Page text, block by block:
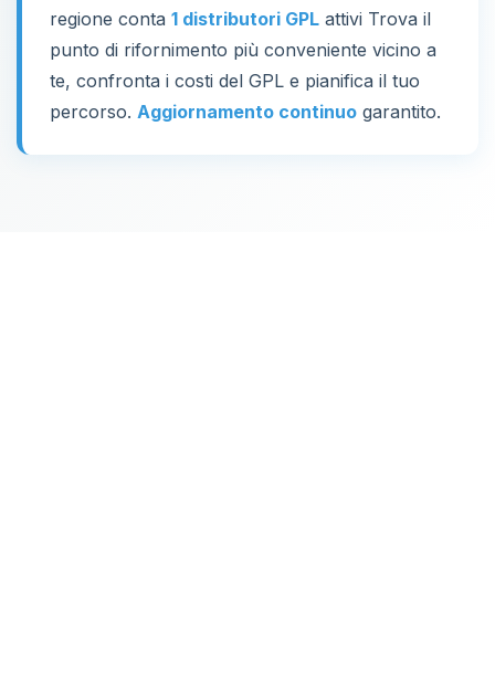
regione conta 1 distributori GPL attivi Trova il
punto di rifornimento più conveniente vicino a
te, confronta i costi del GPL e pianifica il tuo
percorso. Aggiornamento continuo garantito.